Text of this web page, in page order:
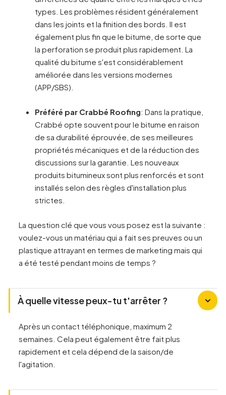
types. Les problèmes résident généralement
dans les joints et la finition des bords. Il est
également plus fin que le bitume, de sorte que
la perforation se produit plus rapidement. La
qualité du bitume s'est considérablement
améliorée dans les versions modernes
(APP/SBS).
Préféré par Crabbé Roofing: Dans la pratique,
Crabbé opte souvent pour le bitume en raison
de sa durabilité éprouvée, de ses meilleures
propriétés mécaniques et de la réduction des
discussions sur la garantie. Les nouveaux
produits bitumineux sont plus renforcés et sont
installés selon des règles d'installation plus
strictes.
La question clé que vous vous posez est la suivante :
voulez-vous un matériau qui a fait ses preuves ou un
plastique attrayant en termes de marketing mais qui
a été testé pendant moins de temps ?
À quelle vitesse peux-tu t'arrêter ?
Après un contact téléphonique, maximum 2
semaines. Cela peut également être fait plus
rapidement et cela dépend de la saison/de
l'agitation.